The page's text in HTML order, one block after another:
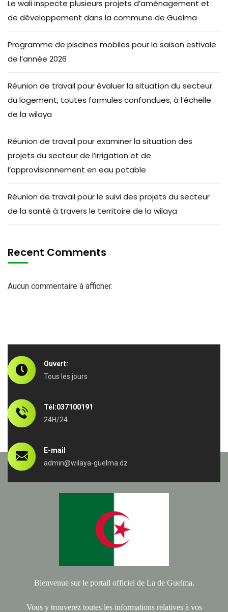
Le wali inspecte plusieurs projets d’aménagement et
de développement dans la commune de Guelma
Programme de piscines mobiles pour la saison estivale
de l’année 2026
Réunion de travail pour évaluer la situation du secteur
du logement, toutes formules confondues, à l’échelle
de la wilaya
Réunion de travail pour examiner la situation des
projets du secteur de l’irrigation et de
l’approvisionnement en eau potable
Réunion de travail pour le suivi des projets du secteur
de la santé à travers le territoire de la wilaya
Recent Comments
Aucun commentaire à afficher.
Ouvert:
Tous les jours
Tél:037100191
24H/24
E-mail
admin@wilaya-guelma.dz
Bienvenue sur le portail officiel de La de Guelma.
Vous y trouverez toutes les informations relatives à vos